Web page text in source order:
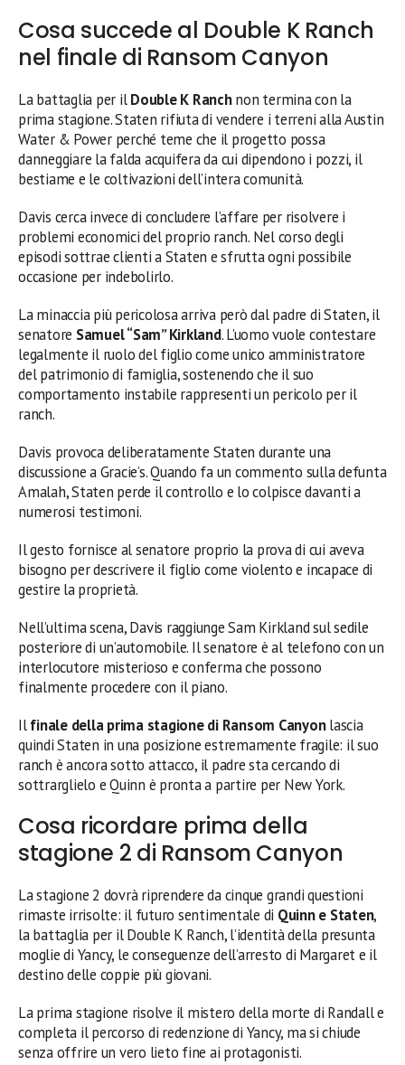
Cosa succede al Double K Ranch
nel finale di Ransom Canyon
La battaglia per ilDouble K Ranchnon termina con la
prima stagione. Staten rifiuta di vendere i terreni alla Austin
Water & Power perché teme che il progetto possa
danneggiare la falda acquifera da cui dipendono i pozzi, il
bestiame e le coltivazioni dell’intera comunità.
Davis cerca invece di concludere l’affare per risolvere i
problemi economici del proprio ranch. Nel corso degli
episodi sottrae clienti a Staten e sfrutta ogni possibile
occasione per indebolirlo.
La minaccia più pericolosa arriva però dal padre di Staten, il
senatore Samuel “Sam” Kirkland. L’uomo vuole contestare
legalmente il ruolo del figlio come unico amministratore
del patrimonio di famiglia, sostenendo che il suo
comportamento instabile rappresenti un pericolo per il
ranch.
Davis provoca deliberatamente Staten durante una
discussione a Gracie’s. Quando fa un commento sulla defunta
Amalah, Staten perde il controllo e lo colpisce davanti a
numerosi testimoni.
Il gesto fornisce al senatore proprio la prova di cui aveva
bisogno per descrivere il figlio come violento e incapace di
gestire la proprietà.
Nell’ultima scena, Davis raggiunge Sam Kirkland sul sedile
posteriore di un’automobile. Il senatore è al telefono con un
interlocutore misterioso e conferma che possono
finalmente procedere con il piano.
Ilfinale della prima stagione di Ransom Canyonlascia
quindi Staten in una posizione estremamente fragile: il suo
ranch è ancora sotto attacco, il padre sta cercando di
sottrarglielo e Quinn è pronta a partire per New York.
Cosa ricordare prima della
stagione 2 di Ransom Canyon
La stagione 2 dovrà riprendere da cinque grandi questioni
rimaste irrisolte: il futuro sentimentale di Quinn e Staten,
la battaglia per il Double K Ranch, l’identità della presunta
moglie di Yancy, le conseguenze dell’arresto di Margaret e il
destino delle coppie più giovani.
La prima stagione risolve il mistero della morte di Randall e
completa il percorso di redenzione di Yancy, ma si chiude
senza offrire un vero lieto fine ai protagonisti.